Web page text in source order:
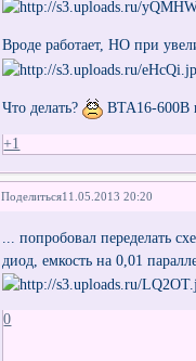
Вроде работает, НО при
Что делать? ВТА16-600В
+1
Поделиться11.05.2013 20:20
... попробовал переделать
диод, емкость на 0,01
0